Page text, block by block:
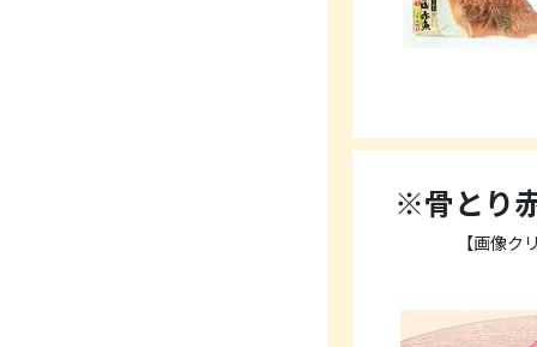
※骨とり
【画像ク